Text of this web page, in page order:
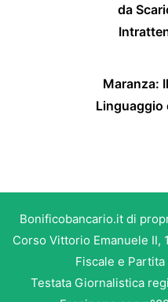
da
Maranza:
Linguaggio
Bonificobancario.it di
Corso Vittorio Emanuele II,
Fiscale e
Testata Giornalistica